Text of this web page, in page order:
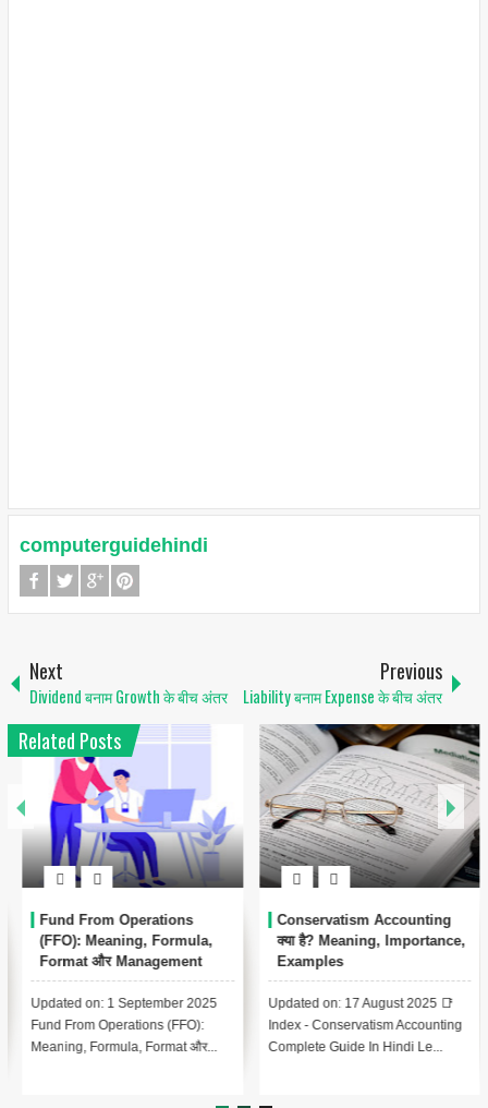
computerguidehindi
Next
Dividend बनाम Growth के बीच अंतर
Previous
Liability बनाम Expense के बीच अंतर
Related Posts
Conservatism Accounting
क्या है? Meaning, Importance,
Examples
Updated on: 17 August 2025 📑
Index - Conservatism Accounting
Complete Guide In Hindi Le...
1
Automated Clearing House
(ACH) क्या है? – पूरी जानकारी हिंदी
Updated on: 17 August 2025 📚
Index – Automated Clearing
House (ACH) क्या है? Lesson 1:...